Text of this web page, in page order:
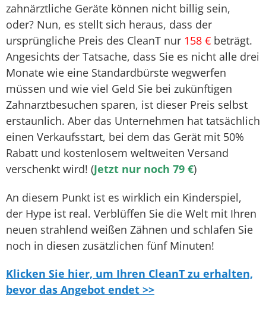
zahnärztliche Geräte können nicht billig sein,
oder? Nun, es stellt sich heraus, dass der
ursprüngliche Preis des CleanT nur 158 € beträgt.
Angesichts der Tatsache, dass Sie es nicht alle drei
Monate wie eine Standardbürste wegwerfen
müssen und wie viel Geld Sie bei zukünftigen
Zahnarztbesuchen sparen, ist dieser Preis selbst
erstaunlich. Aber das Unternehmen hat tatsächlich
einen Verkaufsstart, bei dem das Gerät mit 50%
Rabatt und kostenlosem weltweiten Versand
verschenkt wird! (Jetzt nur noch 79 €)
An diesem Punkt ist es wirklich ein Kinderspiel,
der Hype ist real. Verblüffen Sie die Welt mit Ihren
neuen strahlend weißen Zähnen und schlafen Sie
noch in diesen zusätzlichen fünf Minuten!
Klicken Sie hier, um Ihren CleanT zu erhalten,
bevor das Angebot endet >>